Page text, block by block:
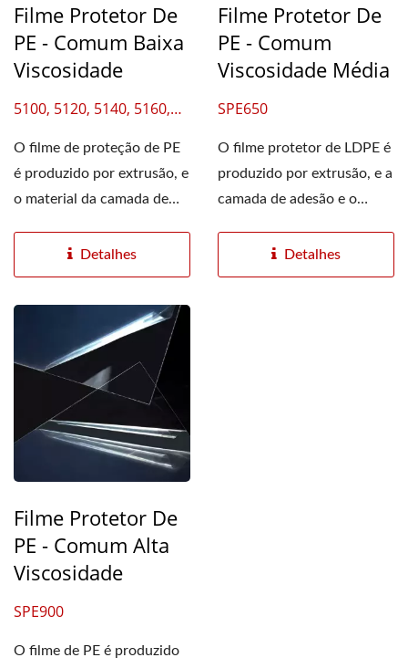
Filme Protetor De
PE - Comum Baixa
Viscosidade
5100, 5120, 5140, 5160,
O filme de proteção de PE
é produzido por extrusão, e
o material da camada de
Detalhes
Filme Protetor De
PE - Comum
Viscosidade Média
SPE650
O filme protetor de LDPE é
produzido por extrusão, e a
camada de adesão e o
Detalhes
Filme Protetor De
PE - Comum Alta
Viscosidade
SPE900
O filme de PE é produzido